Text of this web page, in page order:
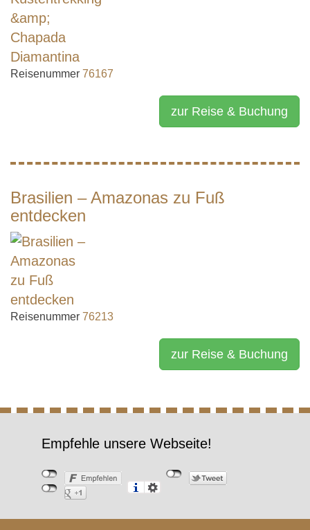
Reisenummer 76167
zur Reise & Buchung
Brasilien – Amazonas zu Fuß
entdecken
Reisenummer 76213
zur Reise & Buchung
Empfehle unsere Webseite!